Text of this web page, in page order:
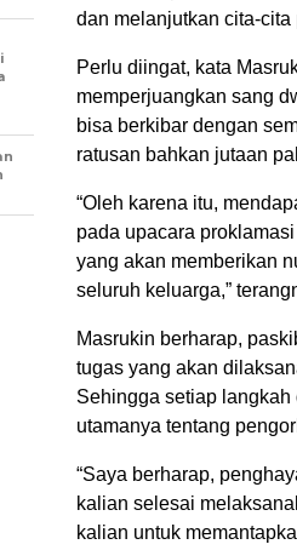
dan melanjutkan cita-cita
Perlu diingat, kata
memperjuangkan sang
bisa berkibar dengan
ratusan bahkan jutaan
“Oleh karena itu,
pada upacara
yang akan memberikan
seluruh keluarga,”
Masrukin berharap,
tugas yang akan
Sehingga setiap
utamanya tentang
“Saya berharap,
kalian selesai
kalian untuk